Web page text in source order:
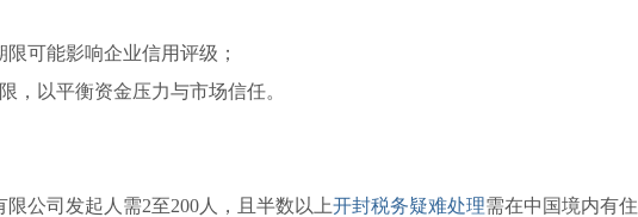
可能影响企业信用评级；
，以平衡资金压力与市场信任。
公司发起人需2至200人，且半数以上开封税务疑难处理需在中国境内有住